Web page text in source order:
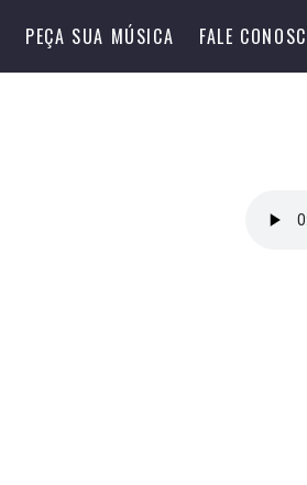
PEÇA SUA MÚSICA FALE